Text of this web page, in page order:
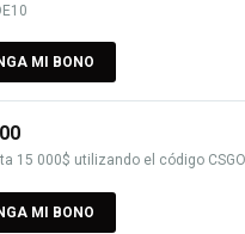
MI BONO
15 000$ utilizando el código
MI BONO